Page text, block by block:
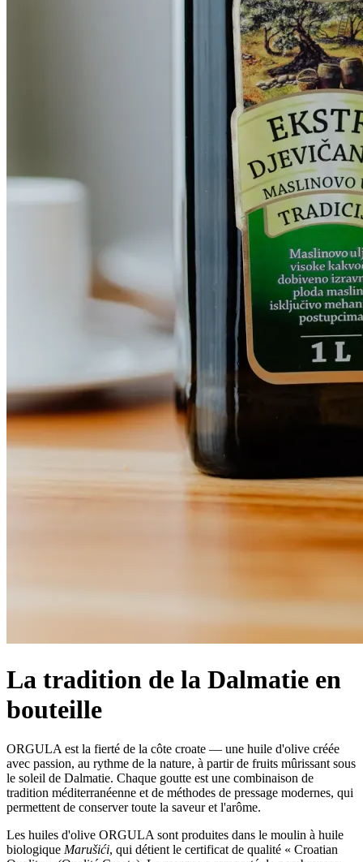
La tradition de la Dalmatie en
bouteille
ORGULA est la fierté de la côte croate — une huile d'olive créée
avec passion, au rythme de la nature, à partir de fruits mûrissant sous
le soleil de Dalmatie. Chaque goutte est une combinaison de
tradition méditerranéenne et de méthodes de pressage modernes, qui
permettent de conserver toute la saveur et l'arôme.
Les huiles d'olive ORGULA sont produites dans le moulin à huile
biologique Marušići, qui détient le certificat de qualité « Croatian